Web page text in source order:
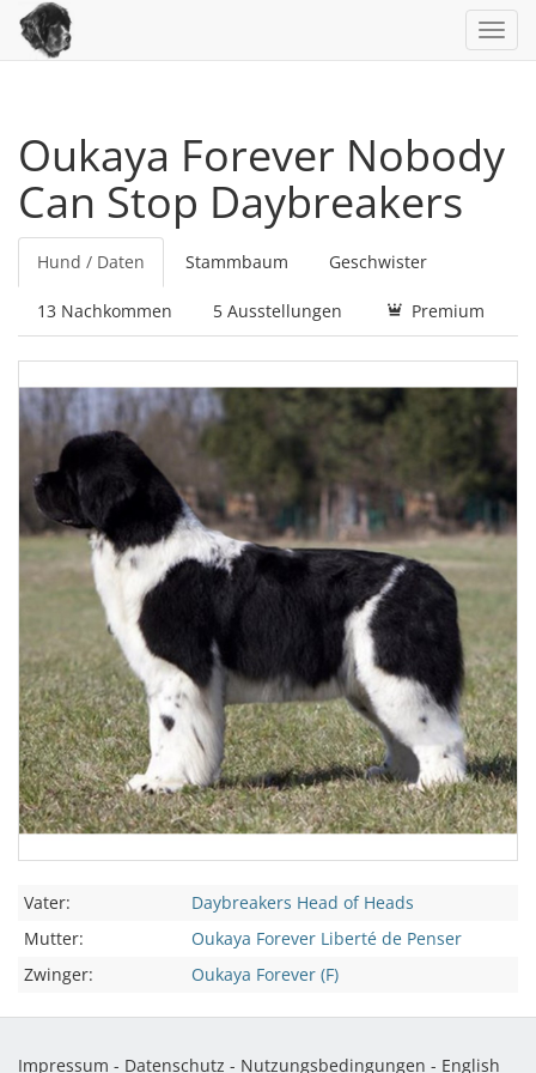
Oukaya Forever Nobody
Can Stop Daybreakers
Hund / Daten Stammbaum Geschwister
13 Nachkommen 5 Ausstellungen Premium
Vater:
Daybreakers Head of Heads
Mutter:
Oukaya Forever Liberté de Penser
Zwinger:
Oukaya Forever (F)
Impressum - Datenschutz - Nutzungsbedingungen - English